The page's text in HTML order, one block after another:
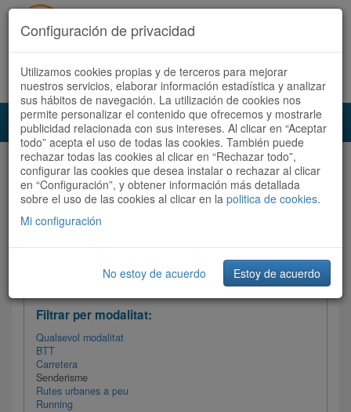
Accedeix Registra't ara Español Català
Audioruta Totes les rutes
Totes les rutes Ordenar per: Més recents / Dificultat
Filtrar les rutes
Filtrar per modalitat:
Qualsevol modalitat
BTT
Carretera
Senderisme
Rutes urbanes a peu
Running
Configuración de privacidad
Utilizamos cookies propias y de terceros para mejorar
nuestros servicios, elaborar información estadística y analizar
sus hábitos de navegación. La utilización de cookies nos
permite personalizar el contenido que ofrecemos y mostrarle
publicidad relacionada con sus intereses. Al clicar en “Aceptar
todo” acepta el uso de todas las cookies. También puede
rechazar todas las cookies al clicar en “Rechazar todo”,
configurar las cookies que desea instalar o rechazar al clicar
en “Configuración”, y obtener información más detallada
sobre el uso de las cookies al clicar en la politica de cookies.
Mi configuración
No estoy de acuerdo Estoy de acuerdo